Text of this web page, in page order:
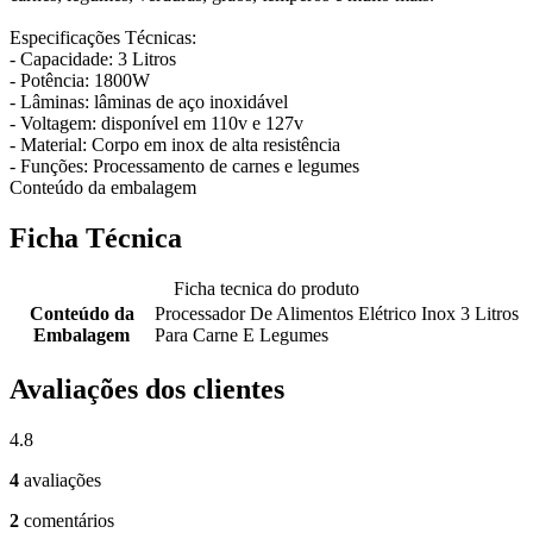
Especificações Técnicas:
- Capacidade: 3 Litros
- Potência: 1800W
- Lâminas: lâminas de aço inoxidável
- Voltagem: disponível em 110v e 127v
- Material: Corpo em inox de alta resistência
- Funções: Processamento de carnes e legumes
Conteúdo da embalagem
Ficha Técnica
Ficha tecnica do produto
Conteúdo da
Embalagem
Processador De Alimentos Elétrico Inox 3 Litros
Para Carne E Legumes
Avaliações dos clientes
4.8
4 avaliações
2 comentários